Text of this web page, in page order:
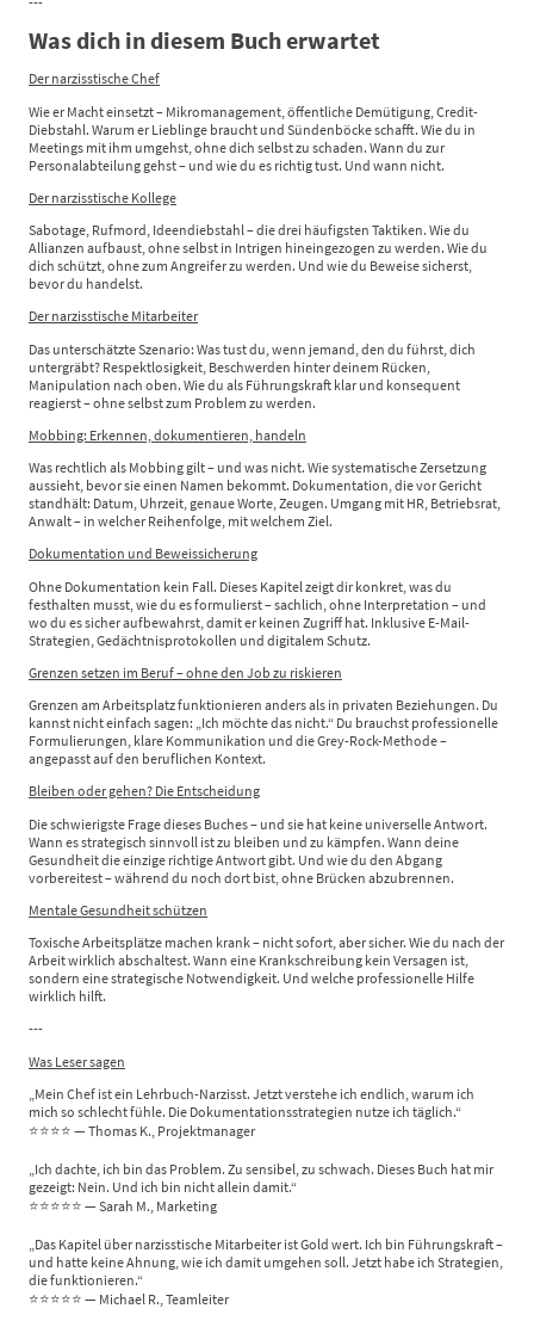
Was dich in diesem Buch erwartet
Der narzisstische Chef
Wie er Macht einsetzt – Mikromanagement, öffentliche Demütigung, Credit-
Diebstahl. Warum er Lieblinge braucht und Sündenböcke schafft. Wie du in
Meetings mit ihm umgehst, ohne dich selbst zu schaden. Wann du zur
Personalabteilung gehst – und wie du es richtig tust. Und wann nicht.
Der narzisstische Kollege
Sabotage, Rufmord, Ideendiebstahl – die drei häufigsten Taktiken. Wie du
Allianzen aufbaust, ohne selbst in Intrigen hineingezogen zu werden. Wie du
dich schützt, ohne zum Angreifer zu werden. Und wie du Beweise sicherst,
bevor du handelst.
Der narzisstische Mitarbeiter
Das unterschätzte Szenario: Was tust du, wenn jemand, den du führst, dich
untergräbt? Respektlosigkeit, Beschwerden hinter deinem Rücken,
Manipulation nach oben. Wie du als Führungskraft klar und konsequent
reagierst – ohne selbst zum Problem zu werden.
Mobbing: Erkennen, dokumentieren, handeln
Was rechtlich als Mobbing gilt – und was nicht. Wie systematische Zersetzung
aussieht, bevor sie einen Namen bekommt. Dokumentation, die vor Gericht
standhält: Datum, Uhrzeit, genaue Worte, Zeugen. Umgang mit HR, Betriebsrat,
Anwalt – in welcher Reihenfolge, mit welchem Ziel.
Dokumentation und Beweissicherung
Ohne Dokumentation kein Fall. Dieses Kapitel zeigt dir konkret, was du
festhalten musst, wie du es formulierst – sachlich, ohne Interpretation – und
wo du es sicher aufbewahrst, damit er keinen Zugriff hat. Inklusive E-Mail-
Strategien, Gedächtnisprotokollen und digitalem Schutz.
Grenzen setzen im Beruf – ohne den Job zu riskieren
Grenzen am Arbeitsplatz funktionieren anders als in privaten Beziehungen. Du
kannst nicht einfach sagen: „Ich möchte das nicht.“ Du brauchst professionelle
Formulierungen, klare Kommunikation und die Grey-Rock-Methode –
angepasst auf den beruflichen Kontext.
Bleiben oder gehen? Die Entscheidung
Die schwierigste Frage dieses Buches – und sie hat keine universelle Antwort.
Wann es strategisch sinnvoll ist zu bleiben und zu kämpfen. Wann deine
Gesundheit die einzige richtige Antwort gibt. Und wie du den Abgang
vorbereitest – während du noch dort bist, ohne Brücken abzubrennen.
Mentale Gesundheit schützen
Toxische Arbeitsplätze machen krank – nicht sofort, aber sicher. Wie du nach der
Arbeit wirklich abschaltest. Wann eine Krankschreibung kein Versagen ist,
sondern eine strategische Notwendigkeit. Und welche professionelle Hilfe
wirklich hilft.
---
Was Leser sagen
„Mein Chef ist ein Lehrbuch-Narzisst. Jetzt verstehe ich endlich, warum ich
mich so schlecht fühle. Die Dokumentationsstrategien nutze ich täglich.“
⭐⭐⭐⭐ — Thomas K., Projektmanager
„Ich dachte, ich bin das Problem. Zu sensibel, zu schwach. Dieses Buch hat mir
gezeigt: Nein. Und ich bin nicht allein damit.“
⭐⭐⭐⭐⭐ — Sarah M., Marketing
„Das Kapitel über narzisstische Mitarbeiter ist Gold wert. Ich bin Führungskraft –
und hatte keine Ahnung, wie ich damit umgehen soll. Jetzt habe ich Strategien,
die funktionieren.“
⭐⭐⭐⭐⭐ — Michael R., Teamleiter